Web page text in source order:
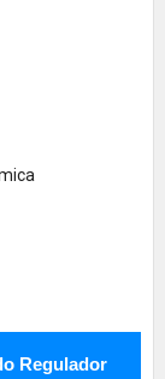
Regulador